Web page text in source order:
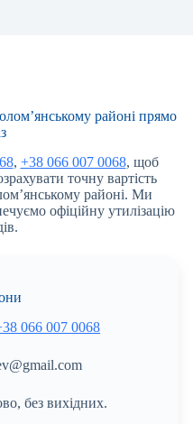
районі прямо
, +38 066 007 0068, щоб
точну вартість
районі. Ми
офіційну утилізацію
066 007 0068
без вихідних.